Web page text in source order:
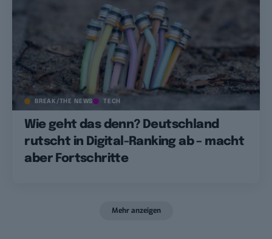
BREAK/THE NEWS TECH
Wie geht das denn? Deutschland
rutscht in Digital-Ranking ab – macht
aber Fortschritte
Mehr anzeigen